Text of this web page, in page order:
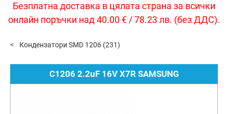
Безплатна доставка в цялата страна за всички
онлайн поръчки над 40.00 € / 78.23 лв. (без ДДС).
Кондензатори SMD 1206 (231)
C1206 2.2uF 16V X7R SAMSUNG